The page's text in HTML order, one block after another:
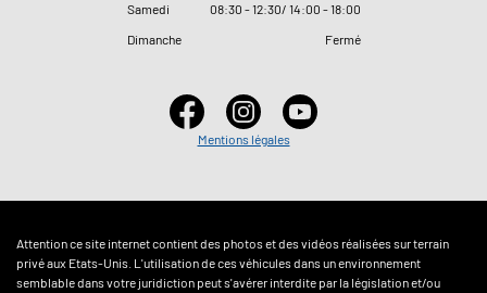
Samedi
08:30 - 12:30/ 14:00 - 18:00
Dimanche
Fermé
Mentions légales
Attention ce site internet contient des photos et des vidéos réalisées sur terrain
privé aux Etats-Unis. L'utilisation de ces véhicules dans un environnement
semblable dans votre juridiction peut s'avérer interdite par la législation et/ou